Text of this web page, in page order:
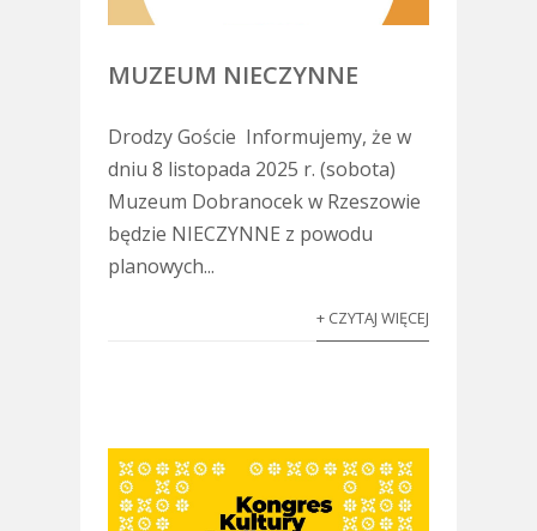
MUZEUM NIECZYNNE
Drodzy Goście Informujemy, że w
dniu 8 listopada 2025 r. (sobota)
Muzeum Dobranocek w Rzeszowie
będzie NIECZYNNE z powodu
planowych...
+ CZYTAJ WIĘCEJ